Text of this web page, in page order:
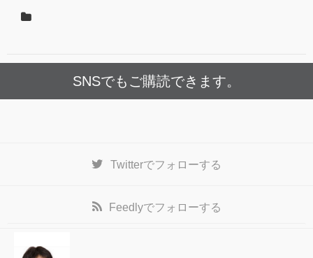
SNSでもご購読できます。
Twitterでフォローする
Feedlyでフォローする